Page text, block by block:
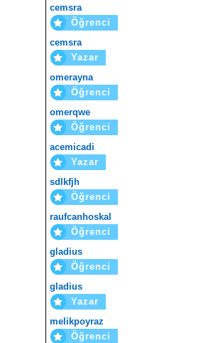
cemsra
Öğrenci
cemsra
Yazar
omerayna
Öğrenci
omerqwe
Öğrenci
acemicadi
Yazar
sdlkfjh
Öğrenci
raufcanhoskal
Öğrenci
gladius
Öğrenci
gladius
Yazar
melikpoyraz
Öğrenci